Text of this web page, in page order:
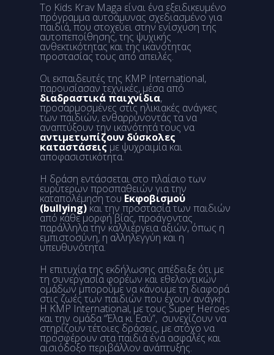
Το Kids Krav Maga είναι ένα εξειδικευμένο
πρόγραμμα αυτοάμυνας σχεδιασμένο για
παιδιά, που στοχεύει στην ενίσχυση της
αυτοπεποίθησης, της ψυχικής
ανθεκτικότητας και της ικανότητας
προστασίας τους από απειλές.
Οι εκπαιδευτές της KMP International,
παρουσίασαν τεχνικές, μέσα από
διαδραστικά παιχνίδια,
προσαρμοσμένες στις ηλικιακές ανάγκες
των παιδιών, ενθαρρύνοντάς τα να
αναπτύξουν την ικανότητά τους να
αντιμετωπίζουν δύσκολες
καταστάσεις με ψυχραιμία και
αποφασιστικότητα.
Η δράση εντάσσεται στο πλαίσιο των
ευρύτερων προσπαθειών για την
καταπολέμηση του Εκφοβισμού
(bullying) και την προστασία των παιδιών
από κάθε μορφή βίας, προάγοντας
παράλληλα την καλλιέργεια αξιών, όπως η
εμπιστοσύνη, η αλληλεγγύη και η
υπευθυνότητα.
Η επιτυχία της εκδήλωσης απέδειξε ότι με
τη συνεργασία φορέων και εθελοντικών
ομάδων μπορούμε να κάνουμε τη διαφορά
στις ζωές των παιδιών που έχουν ανάγκη.
Η KMP International, με τους Super Heroes
και την ομάδα “Έλα κι Εσύ”, συνεχίζουν να
στηρίζουν τέτοιες δράσεις, με στόχο να
προσφέρουν στα παιδιά ένα ασφαλές και
αισιόδοξο περιβάλλον ανάπτυξης.